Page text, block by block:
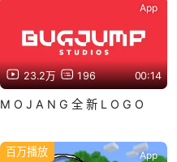
23.2万 196 00:14
App
M O J A N G 全 新 L O G O
百万播放 App